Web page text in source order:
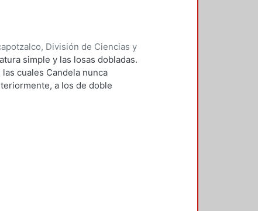
División de Ciencias y
del Diseño en el Tiempo ;
Juan Antonio
simple y las losas dobladas.
cuales Candela nunca
a los de doble